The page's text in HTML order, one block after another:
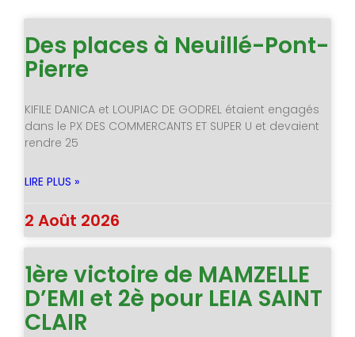
Des places à Neuillé-Pont-
Pierre
KIFILE DANICA et LOUPIAC DE GODREL étaient engagés
dans le PX DES COMMERCANTS ET SUPER U et devaient
rendre 25
LIRE PLUS »
2 Août 2026
1ère victoire de MAMZELLE
D’EMI et 2è pour LEIA SAINT
CLAIR